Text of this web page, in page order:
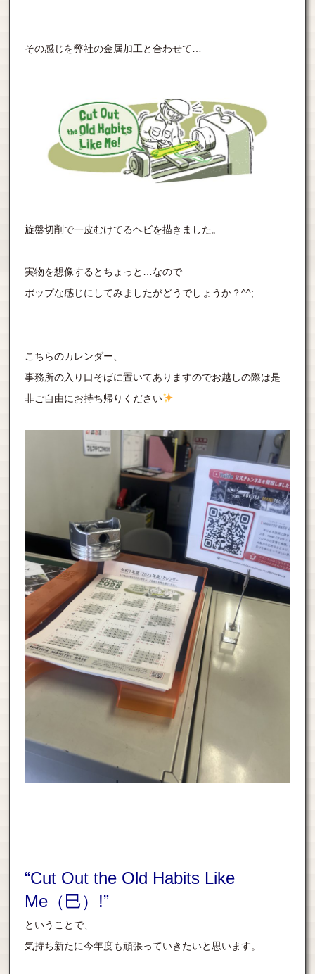
その感じを弊社の金属加工と合わせて…
旋盤切削で一皮むけてるヘビを描きました。
実物を想像するとちょっと…なので
ポップな感じにしてみましたがどうでしょうか？^^;
こちらのカレンダー、
事務所の入り口そばに置いてありますのでお越しの際は是
非ご自由にお持ち帰りください
“Cut Out the Old Habits Like
Me （巳）!”
ということで、
気持ち新たに今年度も頑張っていきたいと思います。